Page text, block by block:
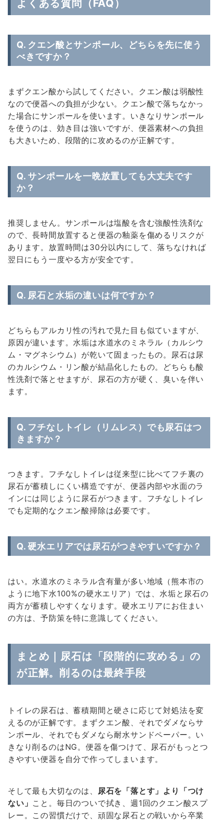
よくある質問（FAQ）
Q. クエン酸とサンポール、どちらを先に使う
べきですか？
まずクエン酸から試してください。クエン酸は弱酸性
なので便器への負担が少ない。クエン酸で落ちなかっ
た場合にサンポールを使います。いきなりサンポール
を使うのは、効き目は強いですが、便器素材への負担
も大きいため、段階的に攻めるのが正解です。
Q. サンポールを一晩放置しても大丈夫です
か？
推奨しません。サンポールは塩酸を含む強酸性洗剤な
ので、長時間放置すると便器の釉薬を傷めるリスクが
あります。放置時間は30分以内にして、落ちなければ
翌日にもう一度やる方が安全です。
Q. 尿石と水垢の違いは何ですか？
どちらもアルカリ性の汚れで見た目も似ていますが、
原因が違います。水垢は水道水のミネラル（カルシウ
ム・マグネシウム）が乾いて固まったもの。尿石は尿
のカルシウム・リン酸が結晶化したもの。どちらも酸
性洗剤で落とせますが、尿石の方が硬く、臭いを伴い
ます。
Q. フチなしトイレ（リムレス）でも尿石はつ
きますか？
つきます。フチなしトイレは従来型に比べてフチ裏の
尿石が蓄積しにくい構造ですが、便器内部や水面のラ
インには同じように尿石がつきます。フチなしトイレ
でも定期的なクエン酸掃除は必要です。
Q. 硬水エリアでは尿石がつきやすいですか？
はい。水道水のミネラル含有量が多い地域（熊本市の
ように地下水100%の硬水エリア）では、水垢と尿石の
両方が蓄積しやすくなります。硬水エリアにお住まい
の方は、予防策を特に意識してください。
まとめ｜尿石は「段階的に攻める」の
が正解。削るのは最終手段
トイレの尿石は、蓄積期間と硬さに応じて対処法を変
えるのが正解です。まずクエン酸、それでダメならサ
ンポール、それでもダメなら耐水サンドペーパー。い
きなり削るのはNG。便器を傷つけて、尿石がもっとつ
きやすい便器を自分で作ってしまいます。
そして最も大切なのは、 尿石を「落とす」より「つけ
ない」 こと。毎日のついで拭き、週1回のクエン酸スプ
レー。この習慣だけで、頑固な尿石との戦いから卒業